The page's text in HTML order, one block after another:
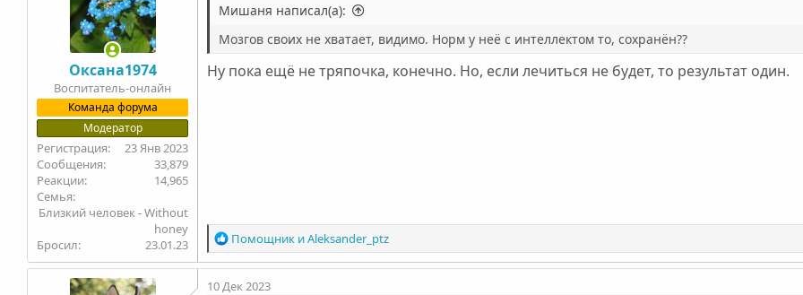
MaksK IvanK AngiV
Nairi
Krisfox Ievavaali Яна мама зависимого
Никос
Ольга78
Артур_RubZ Алексаша listen
Оксана1974
Воспитатель-онлайн
Команда форума
Модератор
23 Янв 2023
33,879
14,965
Семья
Близкий человек - Without
honey
Бросил
23.01.23
Мишаня написал(а):
Мозгов своих не хватает, видимо. Норм у неё с интеллектом то, сохранён??
Ну пока ещё не тряпочка, конечно. Но, если лечиться не будет, то результат один.
Р
е
а
к
Помощник иAleksander_ptz
10 Дек 2023